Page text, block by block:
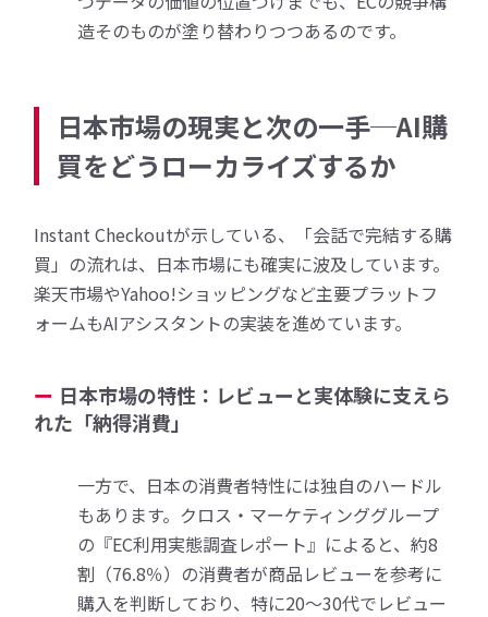
造そのものが塗り替わりつつあるのです。
日本市場の現実と次の一手─AI購
買をどうローカライズするか
Instant Checkoutが示している、「会話で完結する購
買」の流れは、日本市場にも確実に波及しています。
楽天市場やYahoo!ショッピングなど主要プラットフ
ォームもAIアシスタントの実装を進めています。
日本市場の特性：レビューと実体験に支えら
れた「納得消費」
一方で、日本の消費者特性には独自のハードル
もあります。クロス・マーケティンググループ
の『EC利用実態調査レポート』によると、約8
割（76.8％）の消費者が商品レビューを参考に
購入を判断しており、特に20〜30代でレビュー